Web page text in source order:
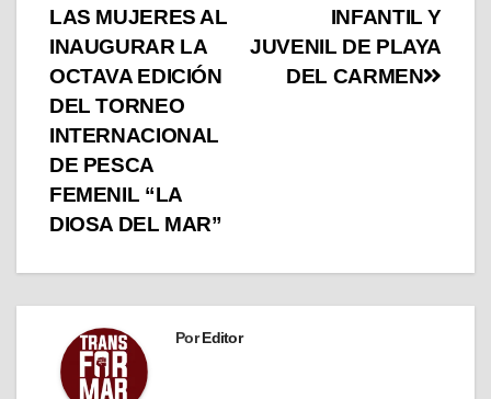
INFANTIL Y
JUVENIL DE PLAYA
DEL CARMEN
LAS MUJERES AL
INAUGURAR LA
OCTAVA EDICIÓN
DEL TORNEO
INTERNACIONAL
DE PESCA
FEMENIL “LA
DIOSA DEL MAR”
PorEditor